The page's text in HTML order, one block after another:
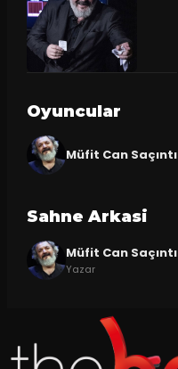
Oyuncular
Müfit Can Saçıntı
Sahne Arkasi
Müfit Can Saçıntı
Yazar